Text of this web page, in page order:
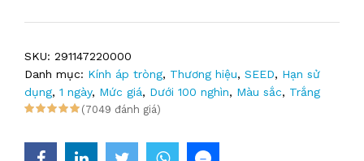
SKU: 291147220000
Danh mục: Kính áp tròng, Thương hiệu, SEED, Hạn sử
dụng, 1 ngày, Mức giá, Dưới 100 nghìn, Màu sắc, Trắng
(7049 đánh giá)